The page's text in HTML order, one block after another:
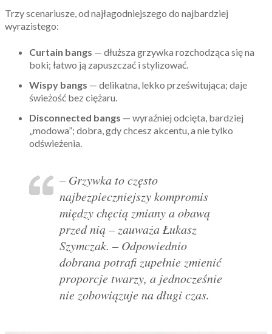
Trzy scenariusze, od najłagodniejszego do najbardziej
wyrazistego:
Curtain bangs — dłuższa grzywka rozchodząca się na
boki; łatwo ją zapuszczać i stylizować.
Wispy bangs — delikatna, lekko prześwitująca; daje
świeżość bez ciężaru.
Disconnected bangs — wyraźniej odcięta, bardziej
„modowa”; dobra, gdy chcesz akcentu, a nie tylko
odświeżenia.
– Grzywka to często
najbezpieczniejszy kompromis
między chęcią zmiany a obawą
przed nią – zauważa Łukasz
Szymczak. – Odpowiednio
dobrana potrafi zupełnie zmienić
proporcje twarzy, a jednocześnie
nie zobowiązuje na długi czas.